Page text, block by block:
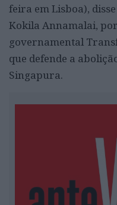
feira em Lisboa),
Kokila Annamalai,
governamental
que defende a
Singapura.